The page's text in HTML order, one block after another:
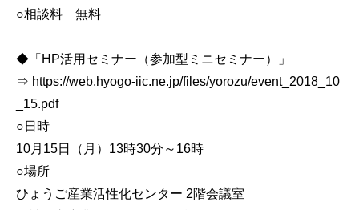
○相談料 無料
◆「HP活用セミナー（参加型ミニセミナー）」
⇒ https://web.hyogo-iic.ne.jp/files/yorozu/event_2018_10
_15.pdf
○日時
10月15日（月）13時30分～16時
○場所
ひょうご産業活性化センター 2階会議室